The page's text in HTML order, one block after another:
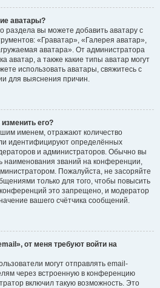
аватары?
раздела вы можете добавить аватару с
«Граватар», «Галерея аватар»,
аватара». От администратора
аватар, а также какие типы аватар могут
использовать аватары, свяжитесь с
для выяснения причин.
изменить его?
именем, отражают количество
идентифицируют определённых
и администраторов. Обычно вы
званий на конференции,
Пожалуйста, не засоряйте
только для того, чтобы повысить
это запрещено, и модератор
вашего счётчика сообщений.
от меня требуют войти на
могут отправлять email-
через встроенную в конференцию
включил такую возможность. Это